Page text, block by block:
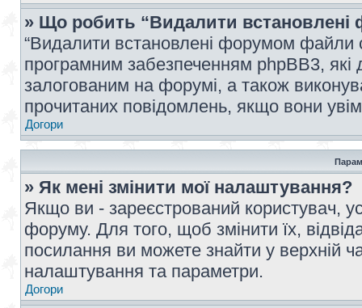
» Що робить “Видалити
“Видалити встановлені форумом файли
програмним забезпеченням phpBB3,
залогованим на форумі, а також
прочитаних повідомлень, якщо вони
Догори
» Як мені змінити мої налаштування?
Якщо ви - зареєстрований користувач,
форуму. Для того, щоб змінити їх,
посилання ви можете знайти у верхній
налаштування та параметри.
Догори